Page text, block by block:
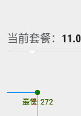
当前套餐：
最慢: 272
最快: 272